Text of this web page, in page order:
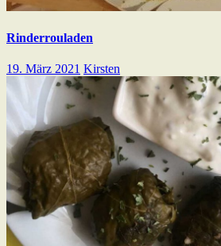
Rinderrouladen
19. März 2021 Kirsten